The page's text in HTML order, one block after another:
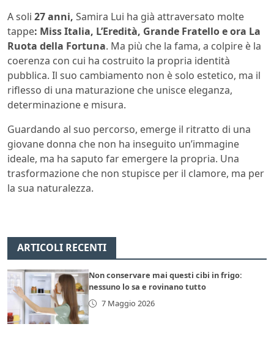
A soli 27 anni, Samira Lui ha già attraversato molte
tappe: Miss Italia, L’Eredità, Grande Fratello e ora La
Ruota della Fortuna. Ma più che la fama, a colpire è la
coerenza con cui ha costruito la propria identità
pubblica. Il suo cambiamento non è solo estetico, ma il
riflesso di una maturazione che unisce eleganza,
determinazione e misura.
Guardando al suo percorso, emerge il ritratto di una
giovane donna che non ha inseguito un’immagine
ideale, ma ha saputo far emergere la propria. Una
trasformazione che non stupisce per il clamore, ma per
la sua naturalezza.
ARTICOLI RECENTI
Non conservare mai questi cibi in frigo:
nessuno lo sa e rovinano tutto
7 Maggio 2026